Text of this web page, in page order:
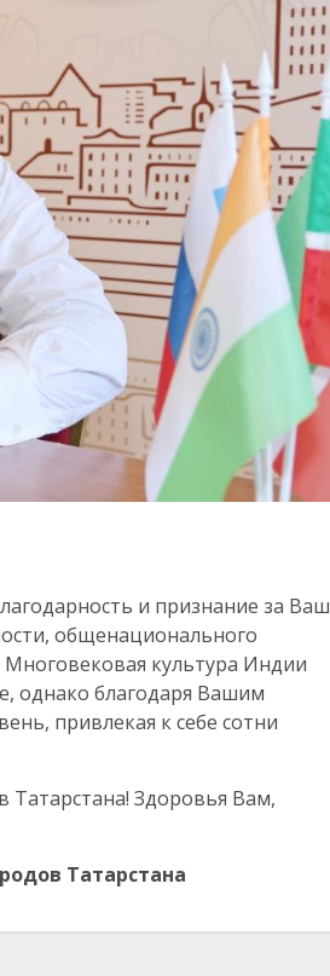
и признание за Ваш
общенационального
культура Индии
однако благодаря Вашим
привлекая к себе сотни
Здоровья Вам,
Татарстана